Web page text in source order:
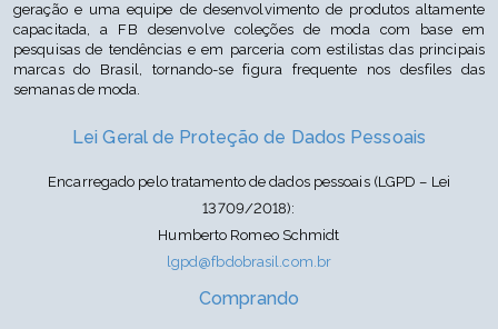
geração e uma equipe de desenvolvimento de produtos altamente
capacitada, a FB desenvolve coleções de moda com base em
pesquisas de tendências e em parceria com estilistas das principais
marcas do Brasil, tornando-se figura frequente nos desfiles das
semanas de moda.
Lei Geral de Proteção de Dados Pessoais
Encarregado pelo tratamento de dados pessoais (LGPD – Lei
13709/2018):
Humberto Romeo Schmidt
lgpd@fbdobrasil.com.br
Comprando